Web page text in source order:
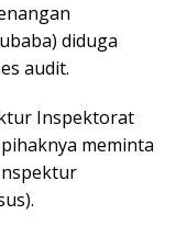
diduga
audit.
Inspektorat
meminta